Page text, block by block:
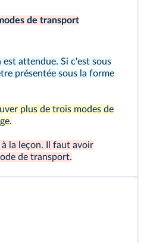
de transport
est attendue. Si c'est sous
présentée sous la forme
plus de trois modes de
à la leçon. Il faut avoir
de transport.